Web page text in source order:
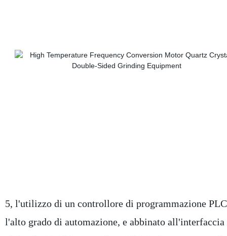
5, l'utilizzo di un controllore di programmazione
l'alto grado di automazione, e abbinato